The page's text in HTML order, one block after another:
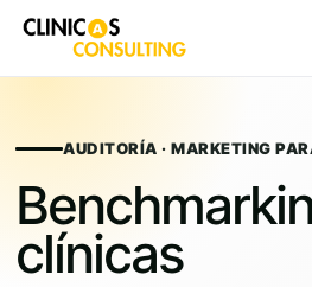
contentAUDITORÍA · MARKETING
clínicas